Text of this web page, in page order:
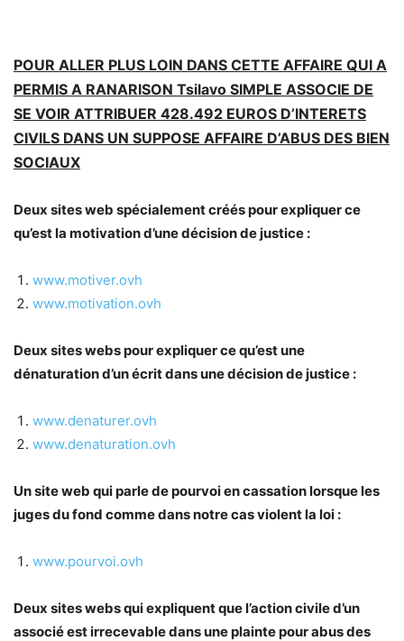
POUR ALLER PLUS LOIN DANS CETTE AFFAIRE QUI A
PERMIS A RANARISON Tsilavo SIMPLE ASSOCIE DE
SE VOIR ATTRIBUER 428.492 EUROS D’INTERETS
CIVILS DANS UN SUPPOSE AFFAIRE D’ABUS DES BIEN
SOCIAUX
Deux sites web spécialement créés pour expliquer ce
qu’est la motivation d’une décision de justice :
www.motiver.ovh
www.motivation.ovh
Deux sites webs pour expliquer ce qu’est une
dénaturation d’un écrit dans une décision de justice :
www.denaturer.ovh
www.denaturation.ovh
Un site web qui parle de pourvoi en cassation lorsque les
juges du fond comme dans notre cas violent la loi :
www.pourvoi.ovh
Deux sites webs qui expliquent que l’action civile d’un
associé est irrecevable dans une plainte pour abus des